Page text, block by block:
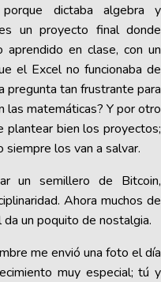
dictaba algebra y
un proyecto final donde
en clase, con un
el Excel no funcionaba de
pregunta tan frustrante para
las matemáticas? Y por otro
plantear bien los proyectos;
siempre los van a salvar.
un semillero de Bitcoin,
Ahora muchos de
un poquito de nostalgia.
me envió una foto el día
muy especial; tú y